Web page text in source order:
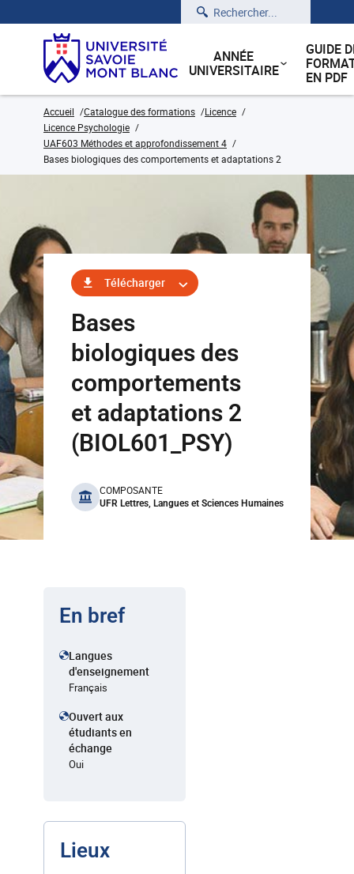
Rechercher
ANNÉE
UNIVERSITAIRE
GUIDE
EN PDF
Accueil Catalogue des formations
Licence
Licence Psychologie
UAF603 Méthodes et approfondissement 4
Bases biologiques des comportements et adaptations 2
Télécharger
Bases
biologiques des
comportements
et adaptations 2
(BIOL601_PSY)
benefits
COMPOSANTE
UFR Lettres, Langues et Sciences Humaines
En bref
Langues
d'enseignement
Français
Ouvert aux
étudiants en
échange
Oui
Lieux